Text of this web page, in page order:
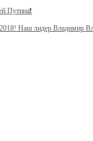
Путина❗️
Наш лидер Владимир